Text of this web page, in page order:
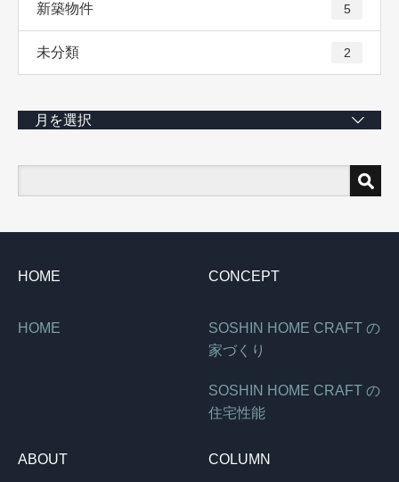
新築物件 5
未分類 2
月を選択
HOME
HOME
CONCEPT
SOSHIN HOME CRAFT の
家づくり
SOSHIN HOME CRAFT の
住宅性能
ABOUT COLUMN